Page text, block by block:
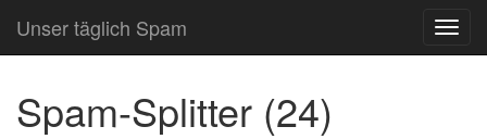
Unser täglich Spam
Spam-Splitter (24)